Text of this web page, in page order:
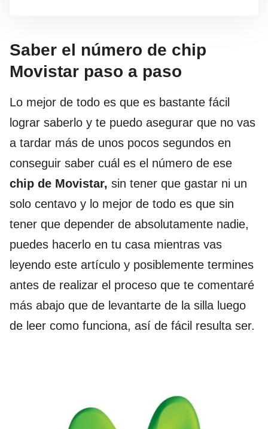
Saber el número de chip
Movistar paso a paso
Lo mejor de todo es que es bastante fácil
lograr saberlo y te puedo asegurar que no vas
a tardar más de unos pocos segundos en
conseguir saber cuál es el número de ese
chip de Movistar, sin tener que gastar ni un
solo centavo y lo mejor de todo es que sin
tener que depender de absolutamente nadie,
puedes hacerlo en tu casa mientras vas
leyendo este artículo y posiblemente termines
antes de realizar el proceso que te comentaré
más abajo que de levantarte de la silla luego
de leer como funciona, así de fácil resulta ser.